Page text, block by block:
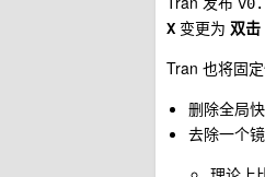
X 变更为 双击
Tran 也将固
删除全局
去除一个